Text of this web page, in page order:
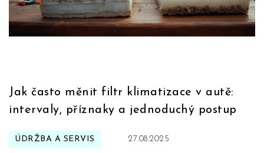
Jak často měnit filtr klimatizace v autě:
intervaly, příznaky a jednoduchý postup
ÚDRŽBA A SERVIS 27.08.2025